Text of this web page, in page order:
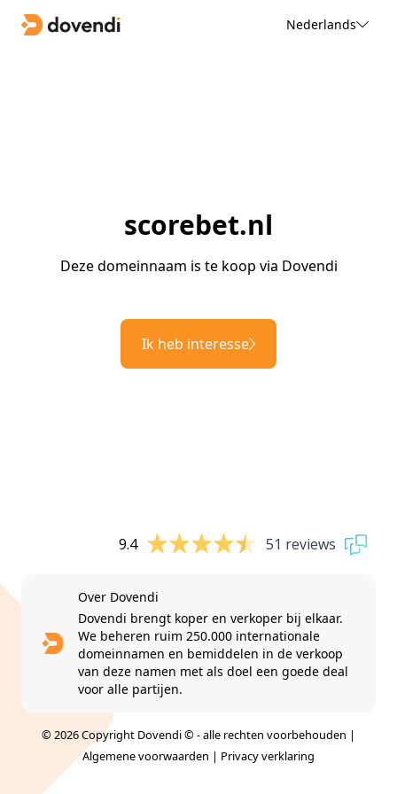
Nederlands
scorebet.nl
Deze domeinnaam is te koop via Dovendi
Ik heb interesse
9.4 51 reviews
Over Dovendi
Dovendi brengt koper en verkoper bij elkaar.
We beheren ruim 250.000 internationale
domeinnamen en bemiddelen in de verkoop
van deze namen met als doel een goede deal
voor alle partijen.
© 2026 Copyright Dovendi © - alle rechten voorbehouden |
Algemene voorwaarden | Privacy verklaring